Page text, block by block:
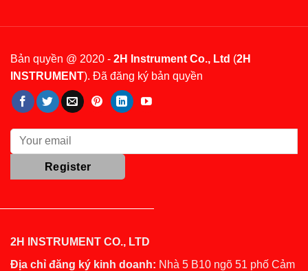
Bản quyền @ 2020 - 2H Instrument Co., Ltd (2H
INSTRUMENT). Đã đăng ký bản quyền
2H INSTRUMENT CO., LTD
Địa chỉ đăng ký kinh doanh: Nhà 5 B10 ngõ 51 phố Cảm